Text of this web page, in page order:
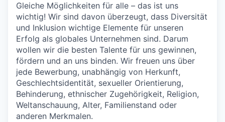
Gleiche Möglichkeiten für alle – das ist uns
wichtig! Wir sind davon überzeugt, dass Diversität
und Inklusion wichtige Elemente für unseren
Erfolg als globales Unternehmen sind. Darum
wollen wir die besten Talente für uns gewinnen,
fördern und an uns binden. Wir freuen uns über
jede Bewerbung, unabhängig von Herkunft,
Geschlechtsidentität, sexueller Orientierung,
Behinderung, ethnischer Zugehörigkeit, Religion,
Weltanschauung, Alter, Familienstand oder
anderen Merkmalen.